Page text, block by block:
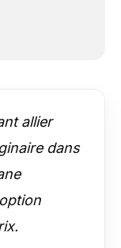
allier
dans